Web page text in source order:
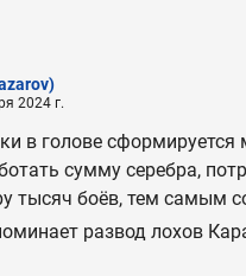
2024 г.
в голове сформируется
сумму серебра,
тысяч боёв, тем самым
развод лохов